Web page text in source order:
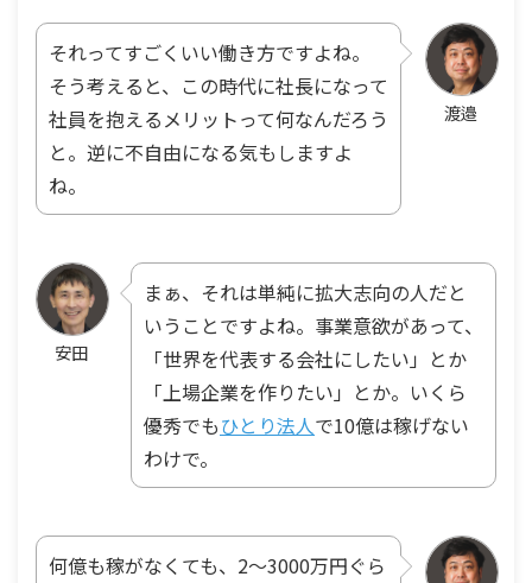
渡邉
それってすごくいい働き方ですよね。
そう考えると、この時代に社長になって
社員を抱えるメリットって何なんだろう
と。逆に不自由になる気もしますよ
ね。
安田
まぁ、それは単純に拡大志向の人だと
いうことですよね。事業意欲があって、
「世界を代表する会社にしたい」とか
「上場企業を作りたい」とか。いくら
優秀でもひとり法人で10億は稼げない
わけで。
何億も稼がなくても、2～3000万円ぐら